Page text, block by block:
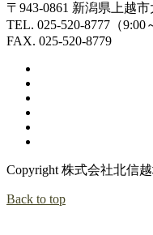
〒943-0861 新潟県上越市
TEL. 025-520-8777（9:00
FAX. 025-520-8779
Copyright 株式会社北信
Back to top